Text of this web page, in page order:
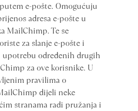
e-pošte. Omogućuju
adresa e-pošte u
MailChimp. Te se
za slanje e-pošte i
upotrebu određenih drugih
za ove korisnike. U
pravilima o
dijeli neke
stranama radi pružanja i